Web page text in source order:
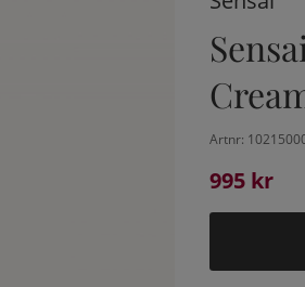
Artnr:
995 kr